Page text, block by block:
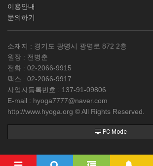
이용안내
문의하기
소재지 : 경기도 광명시 광명로 872 2층
원장 : 전병춘
전화 : 02-2066-9915
팩스 : 02-2066-9917
사업자등록번호 : 137-91-09806
E-mail : hyoga7777@naver.com
http://www.hyoga.org © All Rights Reserved.
PC Mode